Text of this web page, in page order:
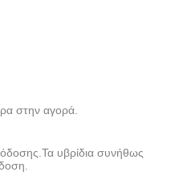
στην αγορά.
υβρίδια συνήθως